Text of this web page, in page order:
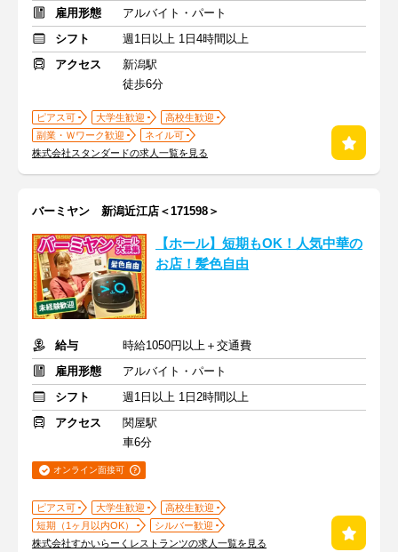
雇用形態
アルバイト・パート
シフト
週1日以上 1日4時間以上
アクセス
新潟駅
徒歩6分
ピアス可 大学生歓迎
高校生歓迎
副業・Ｗワーク歓迎
ネイル可
株式会社スタンダードの求人一覧を見る
バーミヤン 新潟近江店＜171598＞
【ホール】短期もOK！人気中華の
お店！髪色自由
給与
時給1050円以上＋交通費
雇用形態
アルバイト・パート
シフト
週1日以上 1日2時間以上
アクセス
関屋駅
車6分
オンライン面接可
ピアス可 大学生歓迎
高校生歓迎
短期（1ヶ月以内OK）
シルバー歓迎
株式会社すかいらーくレストランツの求人一覧を見る